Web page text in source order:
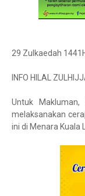
29 Zulkaedah
INFO HILAL
Untuk
melaksanakan
ini di Menara Kuala